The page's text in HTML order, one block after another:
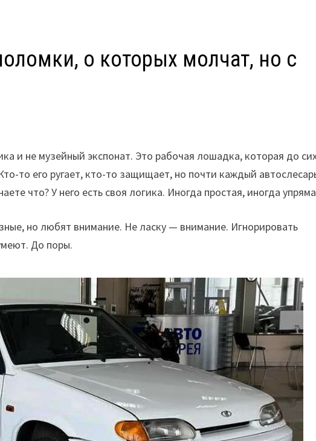
о которых молчат, но с
и не музейный экспонат. Это рабочая лошадка, которая до
то его ругает, кто-то защищает, но почти каждый
что? У него есть своя логика. Иногда простая, иногда
но любят внимание. Не ласку — внимание. Игнорировать
До поры.